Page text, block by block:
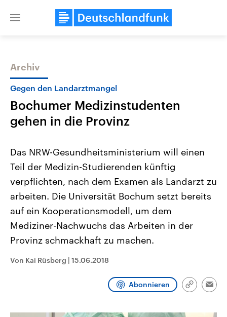
Close
Themen
Landtagswahl Sachsen-Anhalt
2026
Alle Informationen
Sachsen-Anhalt wählt am 6.
September 2026 einen neuen
Landtag. Seit 2021 wird das
Bundesland von einer Koalition aus
Umfragen, Prognosen,
und Hintergründe zu den Parteien
und Kandidaten der anstehenden
Aktuelle Beiträge,
Hintergründe
Wirtschaftlich und
gehören die Vereinigten
den mächtigsten Ländern
mit großem Einfluss auf
Sendungen Programm
Archiv
Gegen den Landarztmangel
Bochumer Medizinstudenten
gehen in die Provinz
Das NRW-Gesundheitsministerium will einen
Teil der Medizin-Studierenden künftig
verpflichten, nach dem Examen als Landarzt zu
arbeiten. Die Universität Bochum setzt bereits
auf ein Kooperationsmodell, um dem
Mediziner-Nachwuchs das Arbeiten in der
Provinz schmackhaft zu machen.
Von Kai Rüsberg | 15.06.2018
Abonnieren
Link